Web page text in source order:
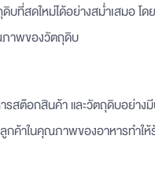
บที่สดใหม่ได้อย่างสม่ำเสมอ โ
าพของวัตถุดิบ
รสต๊อกสินค้า และวัตถุดิบอย่าง
กค้าในคุณภาพของอาหารทำใ